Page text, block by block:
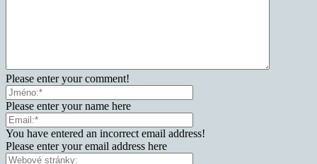
Please enter your comment!
Please enter your name here
You have entered an incorrect email address!
Please enter your email address here